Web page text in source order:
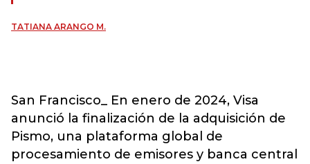
TATIANA ARANGO M.
San Francisco_ En enero de 2024, Visa
anunció la finalización de la adquisición de
Pismo, una plataforma global de
procesamiento de emisores y banca central